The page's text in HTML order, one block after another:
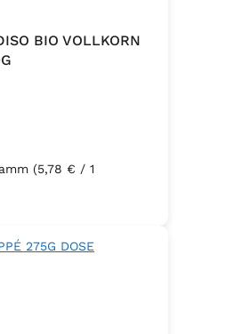
BIO VOLLKORN
(5,78 € / 1